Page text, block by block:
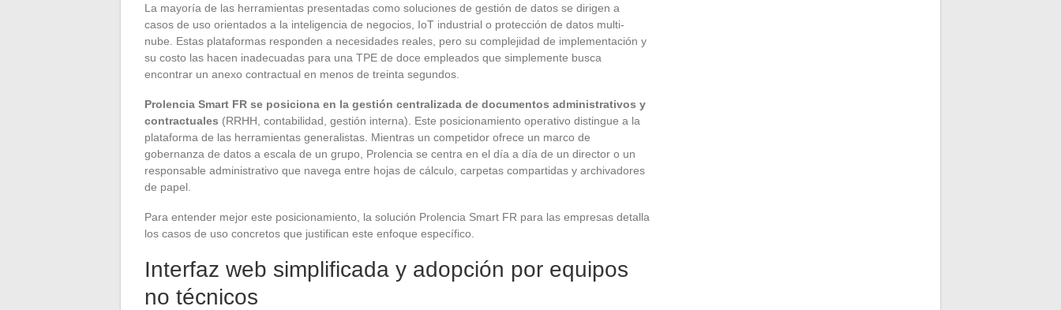
La mayoría de las herramientas presentadas como soluciones de gestión de datos se dirigen a
casos de uso orientados a la inteligencia de negocios, IoT industrial o protección de datos multi-
nube. Estas plataformas responden a necesidades reales, pero su complejidad de implementación y
su costo las hacen inadecuadas para una TPE de doce empleados que simplemente busca
encontrar un anexo contractual en menos de treinta segundos.
Prolencia Smart FR se posiciona en la gestión centralizada de documentos administrativos y
contractuales (RRHH, contabilidad, gestión interna). Este posicionamiento operativo distingue a la
plataforma de las herramientas generalistas. Mientras un competidor ofrece un marco de
gobernanza de datos a escala de un grupo, Prolencia se centra en el día a día de un director o un
responsable administrativo que navega entre hojas de cálculo, carpetas compartidas y archivadores
de papel.
Para entender mejor este posicionamiento, la solución Prolencia Smart FR para las empresas detalla
los casos de uso concretos que justifican este enfoque específico.
Interfaz web simplificada y adopción por equipos
no técnicos